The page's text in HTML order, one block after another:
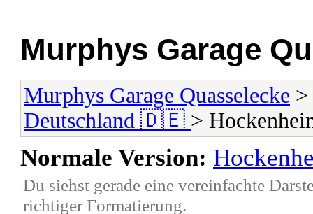
Murphys Garage
Murphys Garage Quasselecke >
Deutschland 🇩🇪 >
Normale Version:
Du siehst gerade eine vereinfachte
richtiger Formatierung.